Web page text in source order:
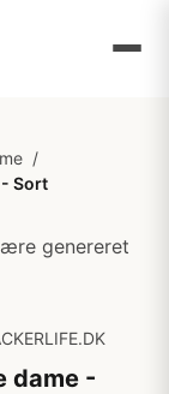
/
Sort
genereret
dame -